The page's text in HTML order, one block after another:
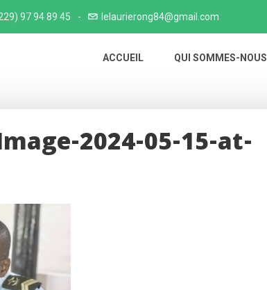
97 94 89 45 lelaurierong84@gmail.com
ACCUEIL QUI SOMMES-NOUS
2024-05-15-at-